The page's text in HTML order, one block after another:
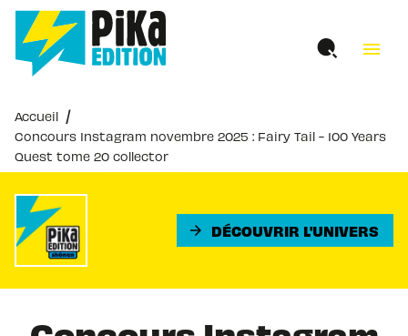
MENU RECHERCHE
PIED DE PAGE
menu
Accueil /
Concours Instagram novembre 2025 : Fairy Tail - 100 Years
Quest tome 20 collector
arrow_forward DÉCOUVRIR L'UNIVERS